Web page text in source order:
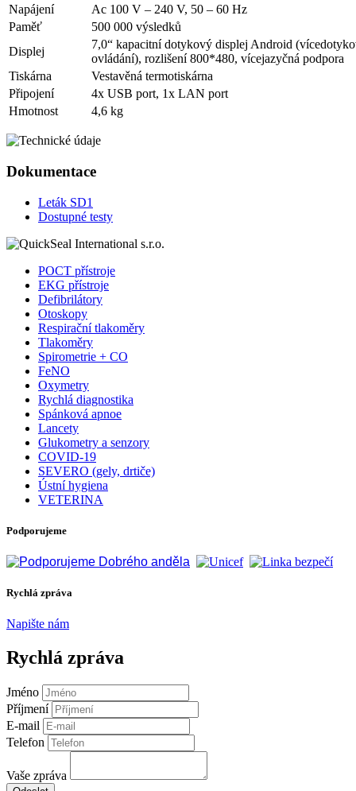
Napájení
Ac 100 V – 240 V, 50 – 60 Hz
Paměť
500 000 výsledků
Displej
7,0“ kapacitní dotykový displej Android
ovládání), rozlišení 800*480, vícejazyčná podpora
Tiskárna
Vestavěná termotiskárna
Připojení
4x USB port, 1x LAN port
Hmotnost
4,6 kg
Dokumentace
Leták SD1
Dostupné testy
POCT přístroje
EKG přístroje
Defibrilátory
Otoskopy
Respirační tlakoměry
Tlakoměry
Spirometrie + CO
FeNO
Oxymetry
Rychlá diagnostika
Spánková apnoe
Lancety
Glukometry a senzory
COVID-19
SEVERO (gely, drtiče)
Ústní hygiena
VETERINA
Podporujeme
Rychlá zpráva
Napište nám
Rychlá zpráva
Jméno
Příjmení
E-mail
Telefon
Vaše zpráva